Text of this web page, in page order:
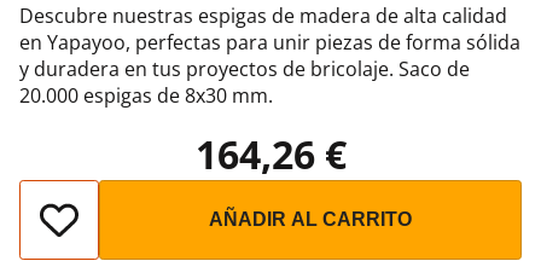
Descubre nuestras espigas de madera de alta calidad
en Yapayoo, perfectas para unir piezas de forma sólida
y duradera en tus proyectos de bricolaje. Saco de
20.000 espigas de 8x30 mm.
164,26 €
AÑADIR AL CARRITO